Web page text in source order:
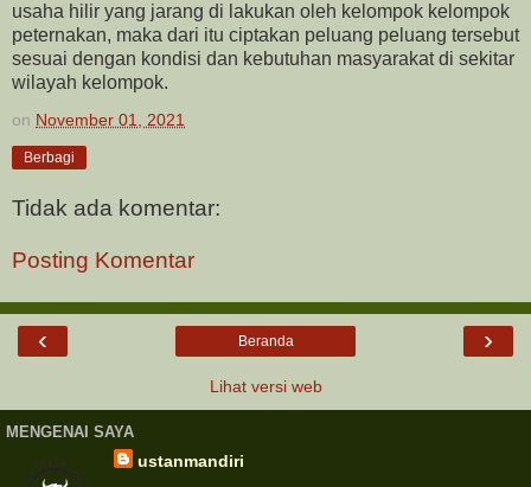
usaha hilir yang jarang di lakukan oleh kelompok kelompok
peternakan, maka dari itu ciptakan peluang peluang tersebut
sesuai dengan kondisi dan kebutuhan masyarakat di sekitar
wilayah kelompok.
on November 01, 2021
Berbagi
Tidak ada komentar:
Posting Komentar
‹ ›
Beranda
Lihat versi web
MENGENAI SAYA
ustanmandiri